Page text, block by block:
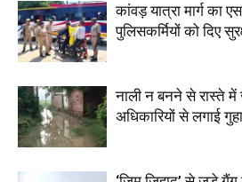
कांवड़ यात्रा मार्ग का
पुलिसकर्मियों को दिए
नाली न बनने से रास्ते में
अधिकारियों से लगाई